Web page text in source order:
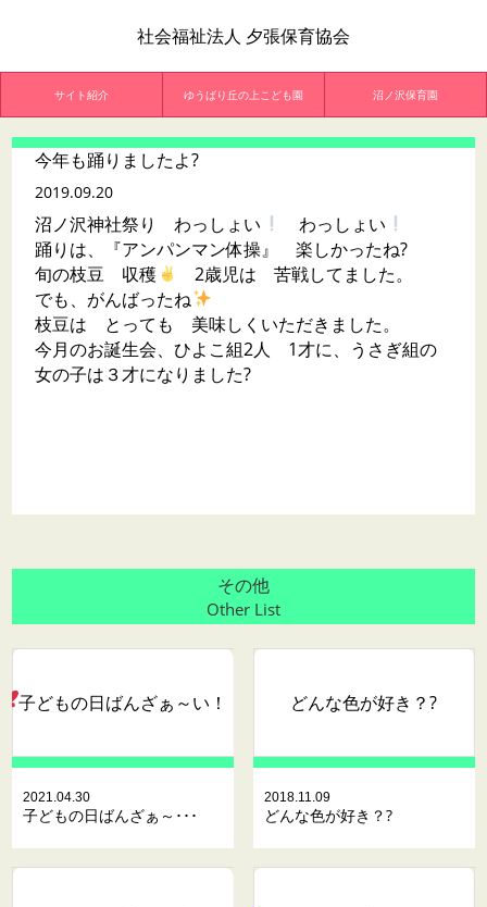
社会福祉法人 夕張保育協会
サイト紹介 ゆうばり丘の上こども園 沼ノ沢保育園
今年も踊りましたよ?
2019.09.20
沼ノ沢神社祭り わっしょい
わっしょい
踊りは、『アンパンマン体操』 楽しかったね?
旬の枝豆 収穫
2歳児は 苦戦してました。
でも、がんばったね
枝豆は とっても 美味しくいただきました。
今月のお誕生会、ひよこ組2人 1才に、うさぎ組の
女の子は３才になりました?
その他
Other List
子どもの日ばんざぁ～い ！
2021.04.30
子どもの日ばんざぁ～･･･
どんな色が好き？?
2018.11.09
どんな色が好き？?